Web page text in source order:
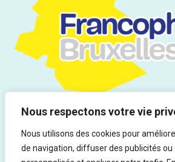
Nous respectons votre vie
Nous utilisons des cookies pour
de navigation, diffuser des publicités ou
Tous droits réservés | Infor Drogues &